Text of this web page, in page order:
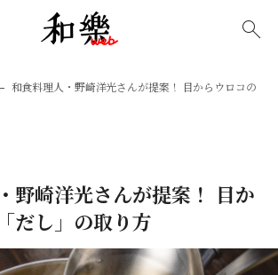
和食料理人・野崎洋光さんが提案！ 目からウロコの
野崎洋光さんが提案！ 目か
だし」の取り方